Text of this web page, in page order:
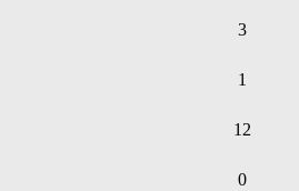
3
1
12
0